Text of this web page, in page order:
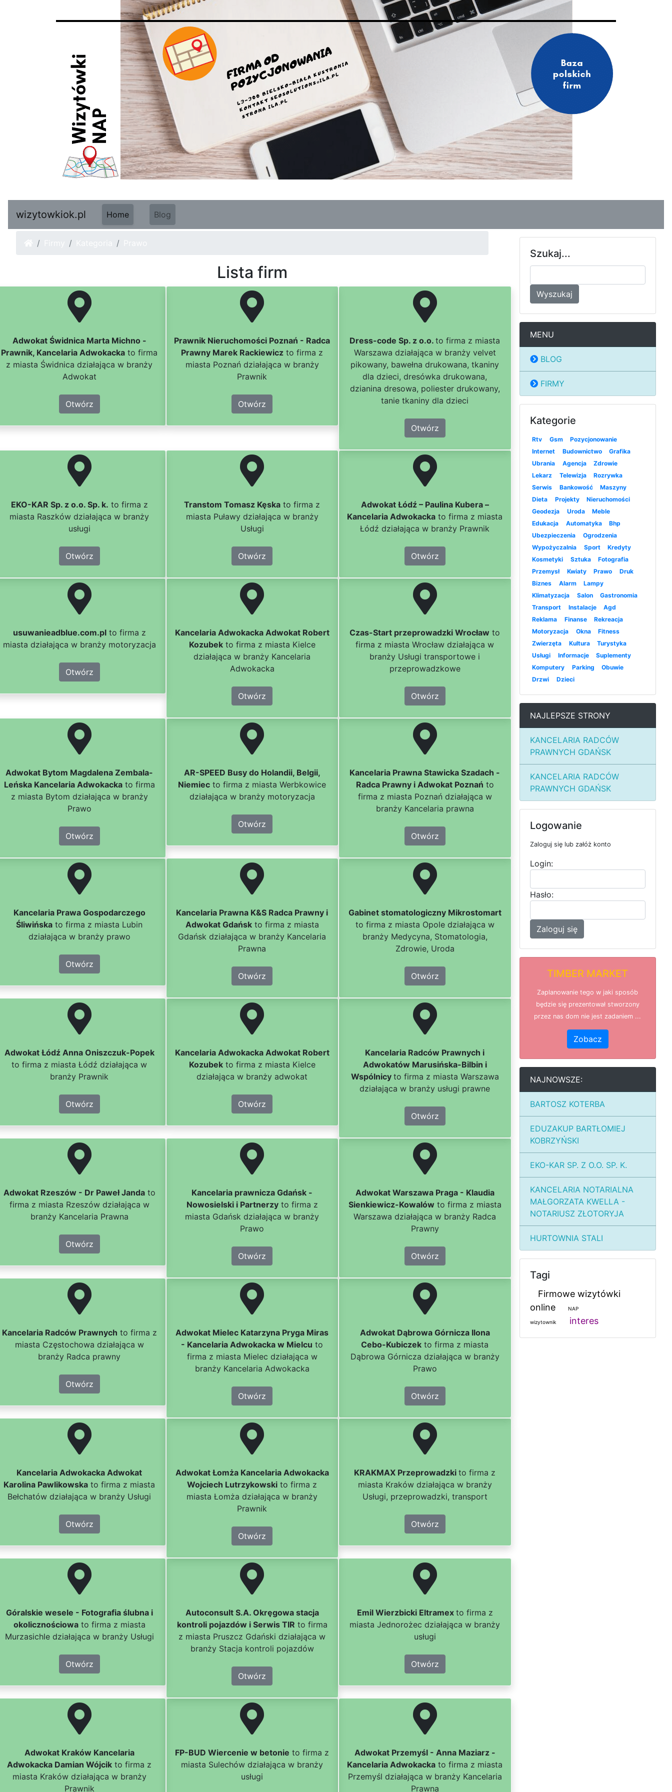
wizytowkiok.pl Home Blog
Lista firm
Adwokat Świdnica Marta Michno -
Prawnik, Kancelaria Adwokacka to firma
z miasta Świdnica działająca w branży
Adwokat
Otwórz
Prawnik Nieruchomości Poznań - Radca
Prawny Marek Rackiewicz to firma z
miasta Poznań działająca w branży
Prawnik
Otwórz
Dress-code Sp. z o.o.to firma z miasta
Warszawa działająca w branży velvet
pikowany, bawełna drukowana, tkaniny
dla dzieci, dresówka drukowana,
dzianina dresowa, poliester drukowany,
tanie tkaniny dla dzieci
Otwórz
EKO-KAR Sp. z o.o. Sp. k. to firma z
miasta Raszków działająca w branży
usługi
Otwórz
Transtom Tomasz Kęska to firma z
miasta Puławy działająca w branży
Usługi
Otwórz
Adwokat Łódź – Paulina Kubera –
Kancelaria Adwokacka to firma z miasta
Łódź działająca w branży Prawnik
Otwórz
usuwanieadblue.com.plto firma z
miasta działająca w branży motoryzacja
Otwórz
Kancelaria Adwokacka Adwokat Robert
Kozubekto firma z miasta Kielce
działająca w branży Kancelaria
Adwokacka
Otwórz
Czas-Start przeprowadzki Wrocław to
firma z miasta Wrocław działająca w
branży Usługi transportowe i
przeprowadzkowe
Otwórz
Adwokat Bytom Magdalena Zembala-
Leńska Kancelaria Adwokackato firma
z miasta Bytom działająca w branży
Prawo
Otwórz
AR-SPEED Busy do Holandii, Belgii,
Niemiec to firma z miasta Werbkowice
działająca w branży motoryzacja
Otwórz
Kancelaria Prawna Stawicka Szadach -
Radca Prawny i Adwokat Poznań to
firma z miasta Poznań działająca w
branży Kancelaria prawna
Otwórz
Kancelaria Prawa Gospodarczego
Śliwińska to firma z miasta Lubin
działająca w branży prawo
Otwórz
Kancelaria Prawna K&S Radca Prawny i
Adwokat Gdańskto firma z miasta
Gdańsk działająca w branży Kancelaria
Prawna
Otwórz
Gabinet stomatologiczny Mikrostomart
to firma z miasta Opole działająca w
branży Medycyna, Stomatologia,
Zdrowie, Uroda
Otwórz
Adwokat Łódź Anna Oniszczuk-Popek
to firma z miasta Łódź działająca w
branży Prawnik
Otwórz
Kancelaria Adwokacka Adwokat Robert
Kozubekto firma z miasta Kielce
działająca w branży adwokat
Otwórz
Kancelaria Radców Prawnych i
Adwokatów Marusińska-Bilbin i
Wspólnicy to firma z miasta Warszawa
działająca w branży usługi prawne
Otwórz
Adwokat Rzeszów - Dr Paweł Jandato
firma z miasta Rzeszów działająca w
branży Kancelaria Prawna
Otwórz
Kancelaria prawnicza Gdańsk -
Nowosielski i Partnerzyto firma z
miasta Gdańsk działająca w branży
Prawo
Otwórz
Adwokat Warszawa Praga - Klaudia
Sienkiewicz-Kowalów to firma z miasta
Warszawa działająca w branży Radca
Prawny
Otwórz
Kancelaria Radców Prawnych to firma z
miasta Częstochowa działająca w
branży Radca prawny
Otwórz
Adwokat Mielec Katarzyna Pryga Miras
- Kancelaria Adwokacka w Mielcu to
firma z miasta Mielec działająca w
branży Kancelaria Adwokacka
Otwórz
Adwokat Dąbrowa Górnicza Ilona
Cebo-Kubiczek to firma z miasta
Dąbrowa Górnicza działająca w branży
Prawo
Otwórz
Kancelaria Adwokacka Adwokat
Karolina Pawlikowska to firma z miasta
Bełchatów działająca w branży Usługi
Otwórz
Adwokat Łomża Kancelaria Adwokacka
Wojciech Lutrzykowski to firma z
miasta Łomża działająca w branży
Prawnik
Otwórz
KRAKMAX Przeprowadzkito firma z
miasta Kraków działająca w branży
Usługi, przeprowadzki, transport
Otwórz
Góralskie wesele - Fotografia ślubna i
okolicznościowato firma z miasta
Murzasichle działająca w branży Usługi
Otwórz
Autoconsult S.A. Okręgowa stacja
kontroli pojazdów i Serwis TIR to firma
z miasta Pruszcz Gdański działająca w
branży Stacja kontroli pojazdów
Otwórz
Emil Wierzbicki Eltramex to firma z
miasta Jednorożec działająca w branży
usługi
Otwórz
Adwokat Kraków Kancelaria
Adwokacka Damian Wójcik to firma z
miasta Kraków działająca w branży
Prawnik
FP-BUD Wiercenie w betonie to firma z
miasta Sulechów działająca w branży
usługi
Adwokat Przemyśl - Anna Maziarz -
Kancelaria Adwokacka to firma z miasta
Przemyśl działająca w branży Kancelaria
Prawna
Szukaj...
Wyszukaj
MENU
BLOG
FIRMY
Kategorie
Rtv Gsm
Pozycjonowanie
Internet
Budownictwo
Grafika
Ubrania
Agencja
Zdrowie
Lekarz
Telewizja
Rozrywka
Serwis
Bankowość
Maszyny
Dieta
Projekty
Nieruchomości
Geodezja
Uroda
Meble
Edukacja
Automatyka
Bhp
Ubezpieczenia
Ogrodzenia
Wypożyczalnia
Sport
Kredyty
Kosmetyki
Sztuka
Fotografia
Przemysł
Kwiaty Prawo
Druk
Biznes
Alarm
Lampy
Klimatyzacja
Salon
Gastronomia
Transport
Instalacje
Agd
Reklama
Finanse
Rekreacja
Motoryzacja
Okna
Fitness
Zwierzęta
Kultura
Turystyka
Usługi
Informacje
Suplementy
Komputery
Parking
Obuwie
Drzwi
Dzieci
NAJLEPSZE STRONY
KANCELARIA RADCÓW
PRAWNYCH GDAŃSK
KANCELARIA RADCÓW
PRAWNYCH GDAŃSK
Logowanie
Zaloguj się lub załóż konto
Login:
Hasło:
Zaloguj się
TIMBER MARKET
Zaplanowanie tego w jaki sposób
będzie się prezentował stworzony
przez nas dom nie jest zadaniem ...
Zobacz
NAJNOWSZE:
BARTOSZ KOTERBA
EDUZAKUP BARTŁOMIEJ
KOBRZYŃSKI
EKO-KAR SP. Z O.O. SP. K.
KANCELARIA NOTARIALNA
MAŁGORZATA KWELLA -
NOTARIUSZ ZŁOTORYJA
HURTOWNIA STALI
Tagi
Firmowe wizytówki
online
NAP
wizytownik interes